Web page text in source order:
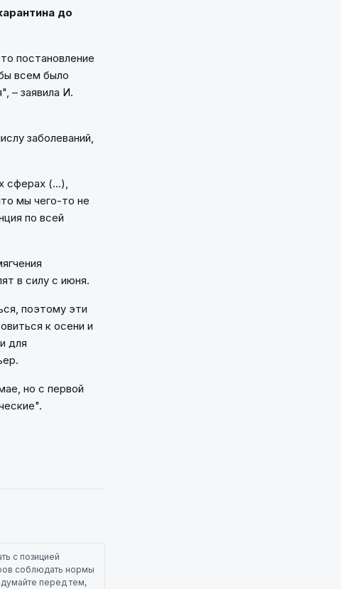
до
постановление
всем было
– заявила И.
заболеваний,
сферах (...),
мы чего-то не
по всей
в силу с июня.
поэтому эти
к осени и
для
но с первой
с позицией
соблюдать нормы
перед тем,